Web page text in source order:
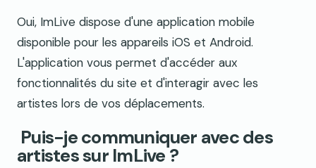
Oui, ImLive dispose d'une application mobile
disponible pour les appareils iOS et Android.
L'application vous permet d'accéder aux
fonctionnalités du site et d'interagir avec les
artistes lors de vos déplacements.
Puis-je communiquer avec des
artistes sur ImLive ?